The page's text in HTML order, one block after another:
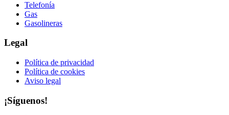
Telefonía
Gas
Gasolineras
Legal
Política de privacidad
Política de cookies
Aviso legal
¡Síguenos!